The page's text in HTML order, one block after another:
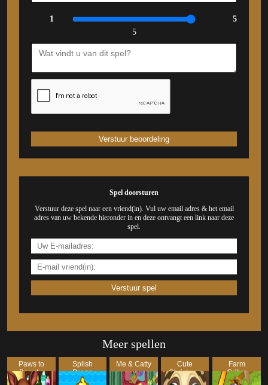
1
5
5
Spel doorsturen
Verstuur deze spel naar een vriend(in). Vul uw email adres & het email
adres van uw bekende hieronder in en deze ontvangt een link naar deze
spel.
Meer spellen
Paws to
Beauty:
Christmas
Splish
Drago
Pong
Me & Catty
Cute
Christmas
Puppy
Farm
Griller